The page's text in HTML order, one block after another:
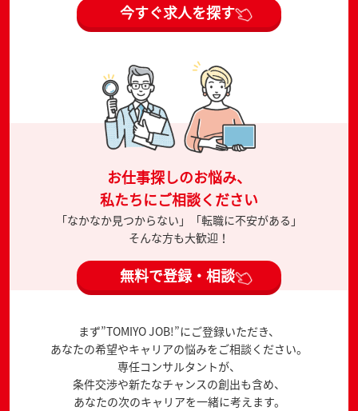
今すぐ求人を探す
お仕事探しのお悩み、
私たちにご相談ください
「なかなか見つからない」「転職に不安がある」
そんな方も大歓迎！
無料で登録・相談
まず”TOMIYO JOB!”にご登録いただき、
あなたの希望やキャリアの悩みをご相談ください。
専任コンサルタントが、
条件交渉や新たなチャンスの創出も含め、
あなたの次のキャリアを一緒に考えます。